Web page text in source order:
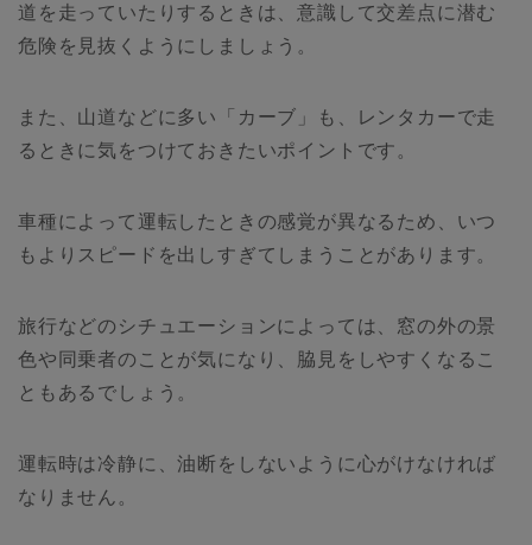
道を走っていたりするときは、意識して交差点に潜む
危険を見抜くようにしましょう。
また、山道などに多い「カーブ」も、レンタカーで走
るときに気をつけておきたいポイントです。
車種によって運転したときの感覚が異なるため、いつ
もよりスピードを出しすぎてしまうことがあります。
旅行などのシチュエーションによっては、窓の外の景
色や同乗者のことが気になり、脇見をしやすくなるこ
ともあるでしょう。
運転時は冷静に、油断をしないように心がけなければ
なりません。